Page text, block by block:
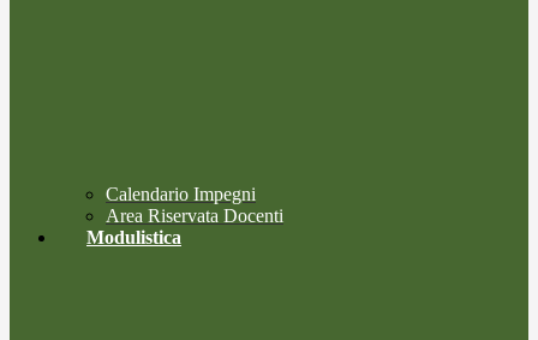
Calendario Impegni
Area Riservata Docenti
Modulistica